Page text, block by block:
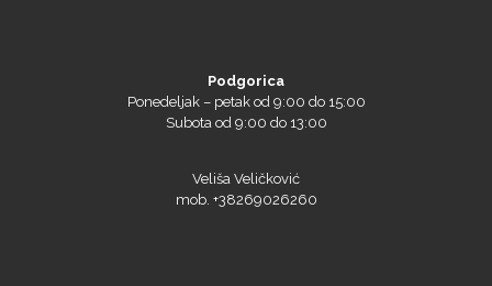
Podgorica
Ponedeljak – petak od 9:00 do 15:00
Subota od 9:00 do 13:00
Veliša Veličković
mob. +38269026260